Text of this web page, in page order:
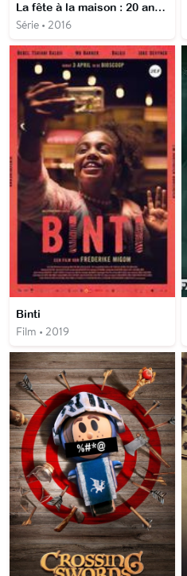
La fête à la maison : 20 ans après
Série • 2016
Binti
Film • 2019